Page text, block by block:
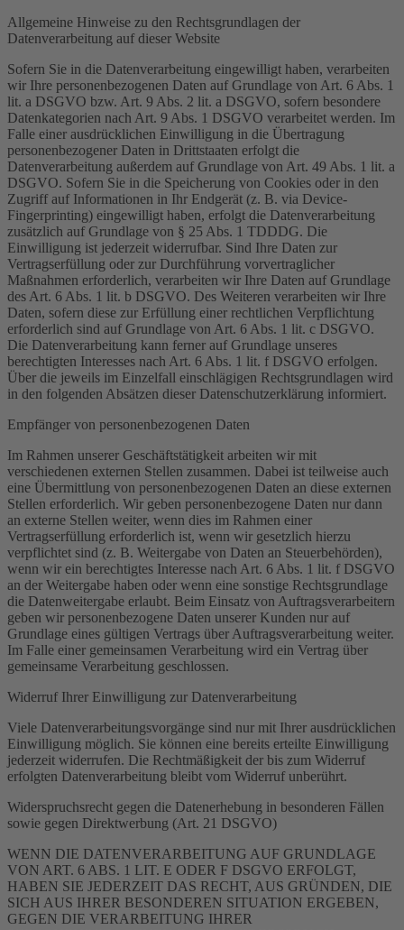
Allgemeine Hinweise zu den Rechtsgrundlagen der
Datenverarbeitung auf dieser Website
Sofern Sie in die Datenverarbeitung eingewilligt haben, verarbeiten
wir Ihre personenbezogenen Daten auf Grundlage von Art. 6 Abs. 1
lit. a DSGVO bzw. Art. 9 Abs. 2 lit. a DSGVO, sofern besondere
Datenkategorien nach Art. 9 Abs. 1 DSGVO verarbeitet werden. Im
Falle einer ausdrücklichen Einwilligung in die Übertragung
personenbezogener Daten in Drittstaaten erfolgt die
Datenverarbeitung außerdem auf Grundlage von Art. 49 Abs. 1 lit. a
DSGVO. Sofern Sie in die Speicherung von Cookies oder in den
Zugriff auf Informationen in Ihr Endgerät (z. B. via Device-
Fingerprinting) eingewilligt haben, erfolgt die Datenverarbeitung
zusätzlich auf Grundlage von § 25 Abs. 1 TDDDG. Die
Einwilligung ist jederzeit widerrufbar. Sind Ihre Daten zur
Vertragserfüllung oder zur Durchführung vorvertraglicher
Maßnahmen erforderlich, verarbeiten wir Ihre Daten auf Grundlage
des Art. 6 Abs. 1 lit. b DSGVO. Des Weiteren verarbeiten wir Ihre
Daten, sofern diese zur Erfüllung einer rechtlichen Verpflichtung
erforderlich sind auf Grundlage von Art. 6 Abs. 1 lit. c DSGVO.
Die Datenverarbeitung kann ferner auf Grundlage unseres
berechtigten Interesses nach Art. 6 Abs. 1 lit. f DSGVO erfolgen.
Über die jeweils im Einzelfall einschlägigen Rechtsgrundlagen wird
in den folgenden Absätzen dieser Datenschutzerklärung informiert.
Empfänger von personenbezogenen Daten
Im Rahmen unserer Geschäftstätigkeit arbeiten wir mit
verschiedenen externen Stellen zusammen. Dabei ist teilweise auch
eine Übermittlung von personenbezogenen Daten an diese externen
Stellen erforderlich. Wir geben personenbezogene Daten nur dann
an externe Stellen weiter, wenn dies im Rahmen einer
Vertragserfüllung erforderlich ist, wenn wir gesetzlich hierzu
verpflichtet sind (z. B. Weitergabe von Daten an Steuerbehörden),
wenn wir ein berechtigtes Interesse nach Art. 6 Abs. 1 lit. f DSGVO
an der Weitergabe haben oder wenn eine sonstige Rechtsgrundlage
die Datenweitergabe erlaubt. Beim Einsatz von Auftragsverarbeitern
geben wir personenbezogene Daten unserer Kunden nur auf
Grundlage eines gültigen Vertrags über Auftragsverarbeitung weiter.
Im Falle einer gemeinsamen Verarbeitung wird ein Vertrag über
gemeinsame Verarbeitung geschlossen.
Widerruf Ihrer Einwilligung zur Datenverarbeitung
Viele Datenverarbeitungsvorgänge sind nur mit Ihrer ausdrücklichen
Einwilligung möglich. Sie können eine bereits erteilte Einwilligung
jederzeit widerrufen. Die Rechtmäßigkeit der bis zum Widerruf
erfolgten Datenverarbeitung bleibt vom Widerruf unberührt.
Widerspruchsrecht gegen die Datenerhebung in besonderen Fällen
sowie gegen Direktwerbung (Art. 21 DSGVO)
WENN DIE DATENVERARBEITUNG AUF GRUNDLAGE
VON ART. 6 ABS. 1 LIT. E ODER F DSGVO ERFOLGT,
HABEN SIE JEDERZEIT DAS RECHT, AUS GRÜNDEN, DIE
SICH AUS IHRER BESONDEREN SITUATION ERGEBEN,
GEGEN DIE VERARBEITUNG IHRER